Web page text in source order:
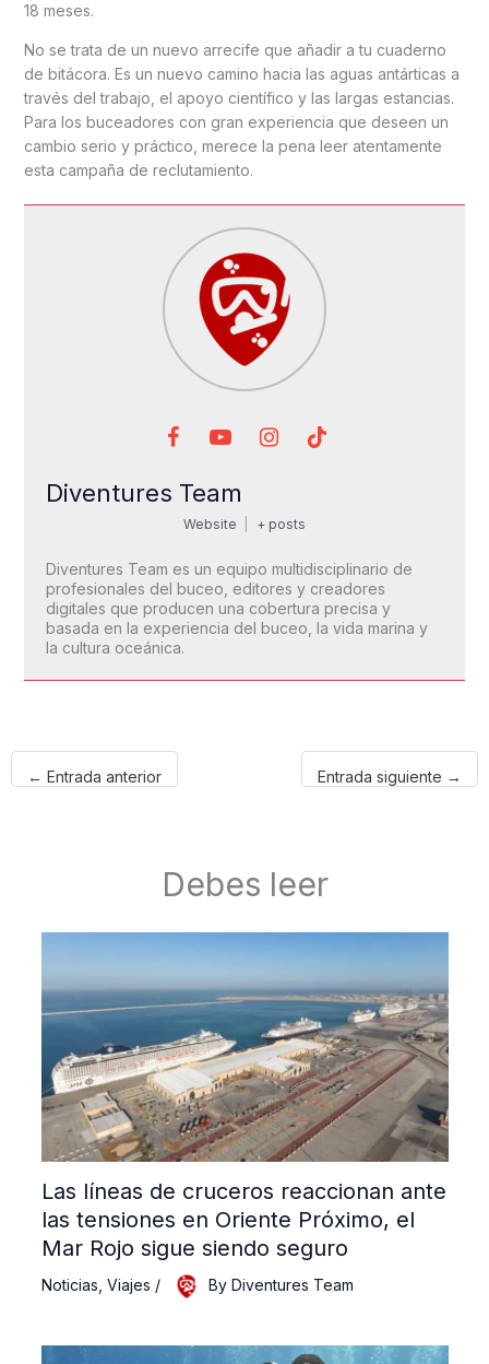
18 meses.
No se trata de un nuevo arrecife que añadir a tu cuaderno
de bitácora. Es un nuevo camino hacia las aguas antárticas a
través del trabajo, el apoyo científico y las largas estancias.
Para los buceadores con gran experiencia que deseen un
cambio serio y práctico, merece la pena leer atentamente
esta campaña de reclutamiento.
Diventures Team
Website + posts
Diventures Team es un equipo multidisciplinario de
profesionales del buceo, editores y creadores
digitales que producen una cobertura precisa y
basada en la experiencia del buceo, la vida marina y
la cultura oceánica.
← Entrada anterior Entrada siguiente →
Debes leer
Las líneas de cruceros reaccionan ante
las tensiones en Oriente Próximo, el
Mar Rojo sigue siendo seguro
Noticias Viajes / By Diventures Team